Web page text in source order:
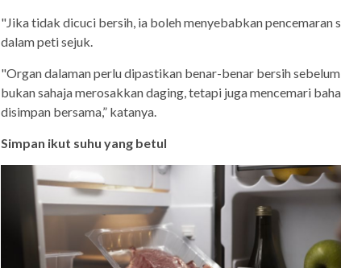
"Jika tidak dicuci bersih, ia boleh menyebabkan pencemaran
dalam peti sejuk.
"Organ dalaman perlu dipastikan benar-benar bersih
bukan sahaja merosakkan daging, tetapi juga mencemari
disimpan bersama,” katanya.
Simpan ikut suhu yang betul